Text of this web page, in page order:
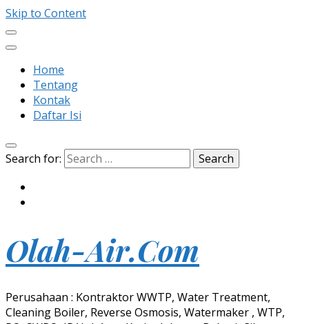
Skip to Content
Home
Tentang
Kontak
Daftar Isi
Search for:
Olah-Air.Com
Perusahaan : Kontraktor WWTP, Water Treatment,
Cleaning Boiler, Reverse Osmosis, Watermaker , WTP,